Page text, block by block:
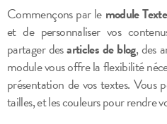
Commençons par le module Texte
et de personnaliser vos
partager desarticles de blog, des
module vous offre la flexibilité
présentation de vos textes. Vous
tailles, et les couleurs pour rendre